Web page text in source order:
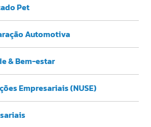
Pet
Automotiva
& Bem-estar
Empresariais (NUSE)